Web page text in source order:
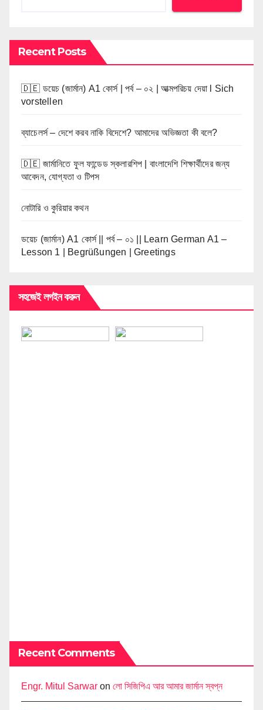
Recent Posts
🇩🇪 ডয়েচ (জার্মান) A1 কোর্স | পর্ব – ০২ | আত্মপরিচয় দেয়া l Sich
vorstellen
ব্যাচেলর্স – দেশে করব নাকি বিদেশে? আমাদের অভিজ্ঞতা কী বলে?
🇩🇪 জার্মানিতে ফুল ফান্ডেড স্কলারশিপ | বাংলাদেশি শিক্ষার্থীদের জন্য
আবেদন, যোগ্যতা ও টিপস
নোটারি ও কুরিয়ার কথন
ডয়েচ (জার্মান) A1 কোর্স || পর্ব – ০১ || Learn German A1 –
Lesson 1 | Begrüßungen | Greetings
সহজেই লগইন করুন
Recent Comments
Engr. Mitul Sarwar on লো সিজিপিএ আর আমার জার্মান স্বপ্ন